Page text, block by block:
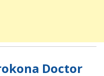
Doctor